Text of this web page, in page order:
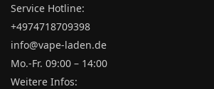
Service Hotline:
+4974718709398
info@vape-laden.de
Mo.-Fr. 09:00 – 14:00
Weitere Infos: